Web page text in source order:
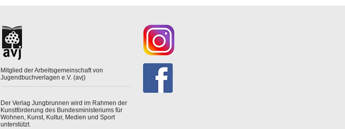
Mitglied der Arbeitsgemeinschaft von
Jugendbuchverlagen e.V. (avj)
Der Verlag Jungbrunnen wird im Rahmen der
Kunstförderung des Bundesministeriums für
Wohnen, Kunst, Kultur, Medien und Sport
unterstützt.